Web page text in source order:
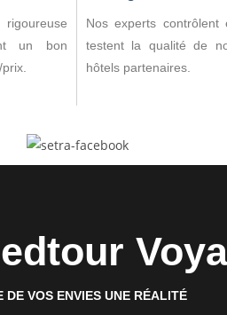
un bon
Nos experts contrôlent
testent la qualité de
hôtels partenaires.
DE VOS ENVIES UNE RÉALITÉ